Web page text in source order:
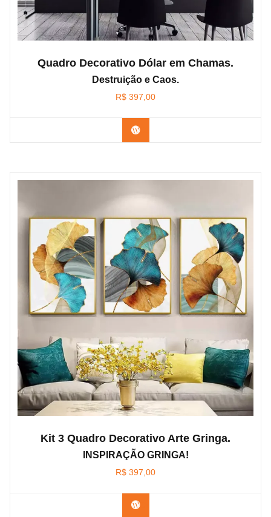
Quadro Decorativo Dólar em Chamas.
Destruição e Caos.
R$ 397,00
Confira os modelos
Kit 3 Quadro Decorativo Arte Gringa.
INSPIRAÇÃO GRINGA!
R$ 397,00
Confira os modelos